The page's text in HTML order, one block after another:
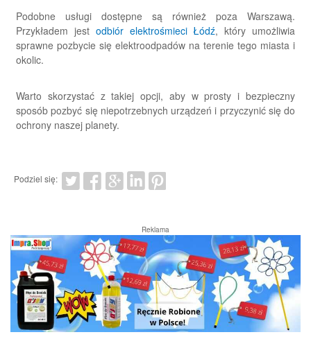
Podobne usługi dostępne są również poza Warszawą.
Przykładem jest odbiór elektrośmieci Łódź, który umożliwia
sprawne pozbycie się elektroodpadów na terenie tego miasta i
okolic.
Warto skorzystać z takiej opcji, aby w prosty i bezpieczny
sposób pozbyć się niepotrzebnych urządzeń i przyczynić się do
ochrony naszej planety.
Podziel się:
Reklama